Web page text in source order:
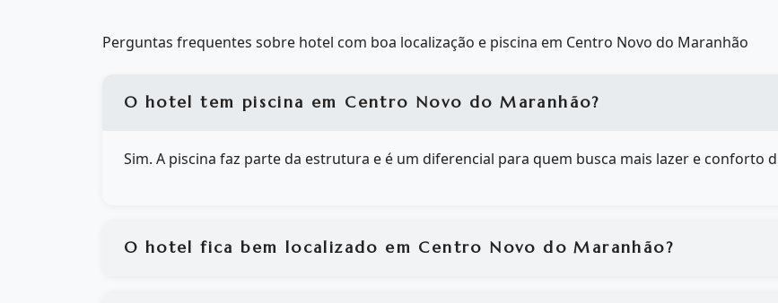
Perguntas frequentes sobre hotel com boa localização e piscina em Centro Novo do Maranhão
O hotel tem piscina em Centro Novo do Maranhão?
Sim. A piscina faz parte da estrutura e é um diferencial para quem busca mais lazer e conforto
O hotel fica bem localizado em Centro Novo do Maranhão?